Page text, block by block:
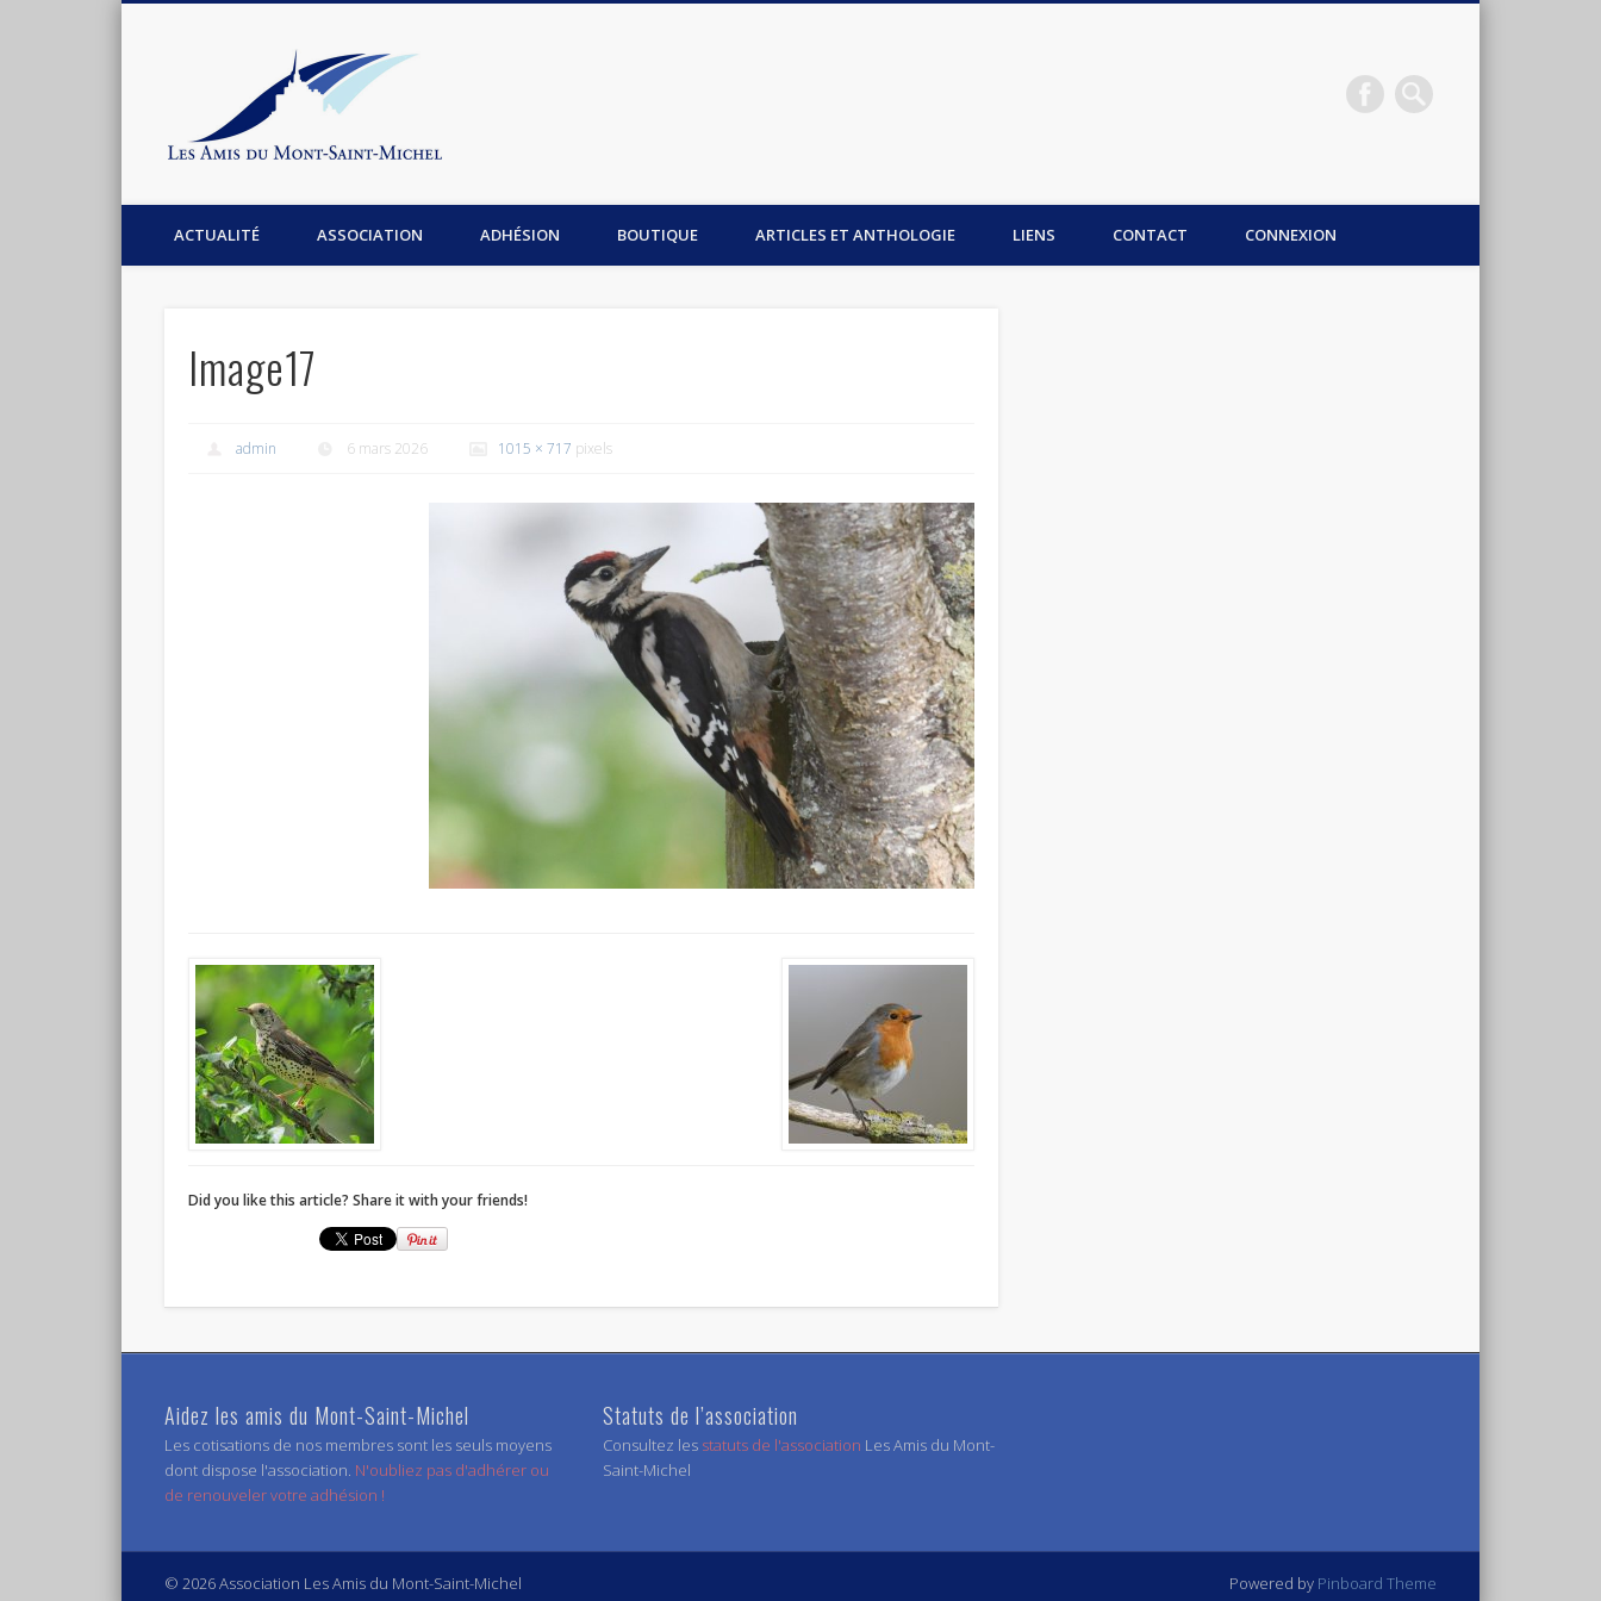
Association les amis du Mont-Saint-Michel
ACTUALITÉ ASSOCIATION ADHÉSION BOUTIQUE ARTICLES ET ANTHOLOGIE LIENS CONTACT CONNEXION
Image17
admin 6 mars 2026 1015 × 717 pixels
Did you like this article? Share it with your friends!
Aidez les amis du Mont-Saint-Michel
Les cotisations de nos membres sont les seuls moyens
dont dispose l'association. N'oubliez pas d'adhérer ou
de renouveler votre adhésion !
Statuts de l’association
Consultez les statuts de l'association Les Amis du Mont-
Saint-Michel
© 2026 Association Les Amis du Mont-Saint-Michel Powered by Pinboard Theme